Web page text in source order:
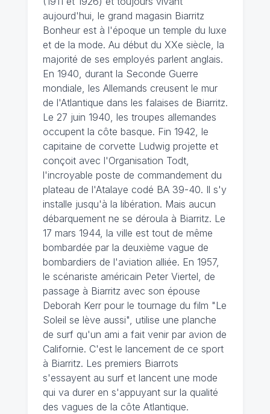
aujourd'hui, le grand magasin Biarritz
Bonheur est à l'époque un temple du luxe
et de la mode. Au début du XXe siècle, la
majorité de ses employés parlent anglais.
En 1940, durant la Seconde Guerre
mondiale, les Allemands creusent le mur
de l'Atlantique dans les falaises de Biarritz.
Le 27 juin 1940, les troupes allemandes
occupent la côte basque. Fin 1942, le
capitaine de corvette Ludwig projette et
conçoit avec l'Organisation Todt,
l'incroyable poste de commandement du
plateau de l'Atalaye codé BA 39-40. Il s'y
installe jusqu'à la libération. Mais aucun
débarquement ne se déroula à Biarritz. Le
17 mars 1944, la ville est tout de même
bombardée par la deuxième vague de
bombardiers de l'aviation alliée. En 1957,
le scénariste américain Peter Viertel, de
passage à Biarritz avec son épouse
Deborah Kerr pour le tournage du film "Le
Soleil se lève aussi", utilise une planche
de surf qu'un ami a fait venir par avion de
Californie. C'est le lancement de ce sport
à Biarritz. Les premiers Biarrots
s'essayent au surf et lancent une mode
qui va durer en s'appuyant sur la qualité
des vagues de la côte Atlantique.